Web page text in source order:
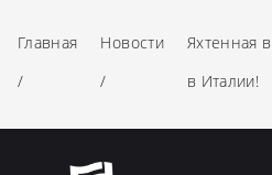
Главная
/
Новости
/
Яхтенная
в Италии!